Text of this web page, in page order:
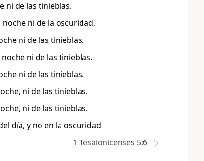
ni de las tinieblas.
ni de la oscuridad,
ni de las tinieblas.
ni de las tinieblas.
ni de las tinieblas.
ni de las tinieblas.
ni de las tinieblas.
día, y no en la oscuridad.
1 Tesalonicenses 5:6